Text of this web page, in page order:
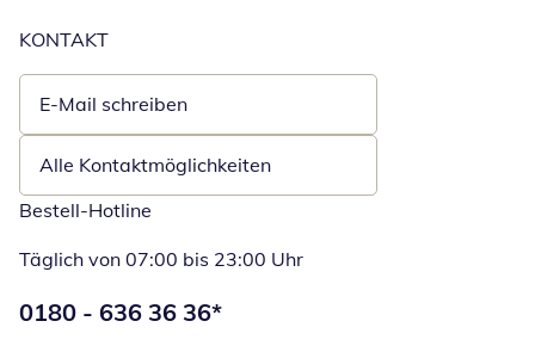
KONTAKT
E-Mail schreiben
Öffnet E-Mail-Client
Alle Kontaktmöglichkeiten
Bestell-Hotline
Täglich von 07:00 bis 23:00 Uhr
Telefonnummer:
0180 - 636 36 36*